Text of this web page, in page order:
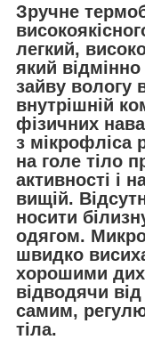
Зручне
легкий,
який відмінно
зайву вологу
внутрішній
фізичних
з мікрофліса
на голе тіло
активності і
вищій.
носити
одягом.
швидко
хорошими
відводячи
самим,
тіла.